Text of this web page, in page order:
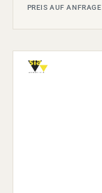
PREIS AUF ANFRAGE